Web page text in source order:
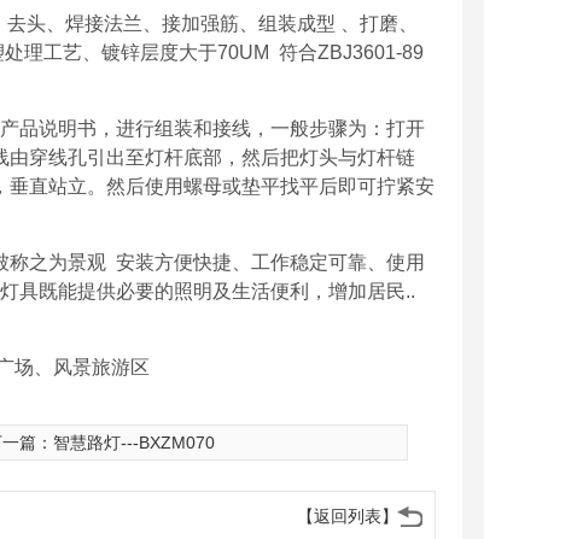
头、焊接法兰、接加强筋、组装成型
、打磨、
理工艺、镀锌层度大于70UM 符合ZBJ3601-89
品说明书，进行组装和接线，一般步骤为：打开
穿线孔引出至灯杆底部，然后把灯头与灯杆链
直站立。然后使用螺母或垫平找平后即可拧紧安
称之为景观 安装方便快捷、工作稳定可靠、使用
具既能提供必要的照明及生活便利，增加居民..
场、风景旅游区
篇： 智慧路灯---BXZM070
【返回列表】